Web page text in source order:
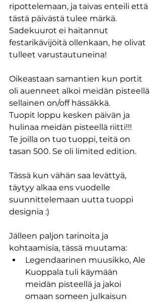
ripottelemaan, ja taivas enteili että
tästä päivästä tulee märkä.
Sadekuurot ei haitannut
festarikävijöitä ollenkaan, he olivat
tulleet varustautuneina!
Oikeastaan samantien kun portit
oli auenneet alkoi meidän pisteellä
sellainen on/off hässäkkä.
Tuopit loppu kesken päivän ja
hulinaa meidän pisteellä riitti!!!
Te joilla on tuo tuoppi, teitä on
tasan 500. Se oli limited edition.
Tässä kun vähän saa levättyä,
täytyy alkaa ens vuodelle
suunnittelemaan uutta tuoppi
designia :)
Jälleen paljon tarinoita ja
kohtaamisia, tässä muutama:
Legendaarinen muusikko, Ale
Kuoppala tuli käymään
meidän pisteellä ja jakoi
omaan someen julkaisun